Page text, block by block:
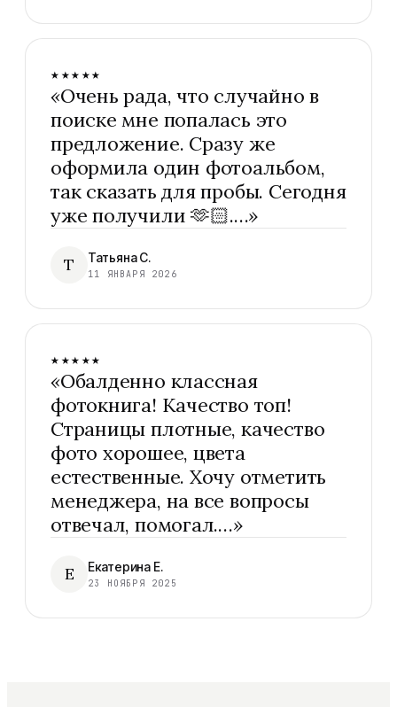
★★★★★
«Очень рада, что случайно в
поиске мне попалась это
предложение. Сразу же
оформила один фотоальбом,
так сказать для пробы. Сегодня
уже получили 🫶🏻.…»
Т Татьяна С.
11 ЯНВАРЯ 2026
★★★★★
«Обалденно классная
фотокнига! Качество топ!
Страницы плотные, качество
фото хорошее, цвета
естественные. Хочу отметить
менеджера, на все вопросы
отвечал, помогал.…»
Е Екатерина Е.
23 НОЯБРЯ 2025